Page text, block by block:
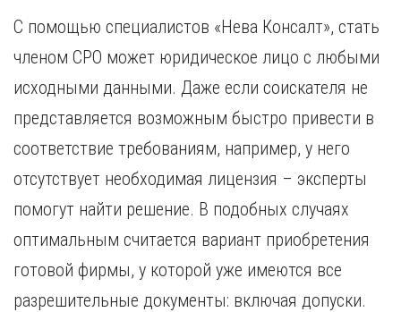
С помощью специалистов «Нева Консалт», стать
членом СРО может юридическое лицо с любыми
исходными данными. Даже если соискателя не
представляется возможным быстро привести в
соответствие требованиям, например, у него
отсутствует необходимая лицензия – эксперты
помогут найти решение. В подобных случаях
оптимальным считается вариант приобретения
готовой фирмы, у которой уже имеются все
разрешительные документы: включая допуски.